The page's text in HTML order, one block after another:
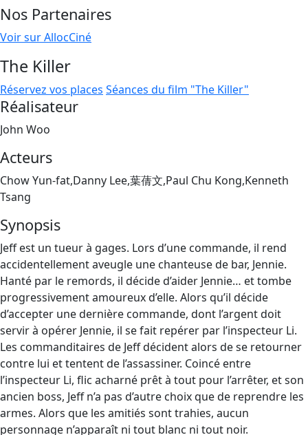
Nos Partenaires
Voir sur AllocCiné
The Killer
Réservez vos places Séances du film "The Killer"
Réalisateur
John Woo
Acteurs
Chow Yun-fat,Danny Lee,葉蒨文,Paul Chu Kong,Kenneth
Tsang
Synopsis
Jeff est un tueur à gages. Lors d’une commande, il rend
accidentellement aveugle une chanteuse de bar, Jennie.
Hanté par le remords, il décide d’aider Jennie… et tombe
progressivement amoureux d’elle. Alors qu’il décide
d’accepter une dernière commande, dont l’argent doit
servir à opérer Jennie, il se fait repérer par l’inspecteur Li.
Les commanditaires de Jeff décident alors de se retourner
contre lui et tentent de l’assassiner. Coincé entre
l’inspecteur Li, flic acharné prêt à tout pour l’arrêter, et son
ancien boss, Jeff n’a pas d’autre choix que de reprendre les
armes. Alors que les amitiés sont trahies, aucun
personnage n’apparaît ni tout blanc ni tout noir.